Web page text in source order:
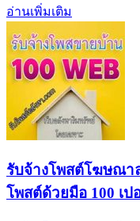
อ่านเพิ่มเติม
รับจ้างโพสต์โฆษณา
โพสต์ด้วยมือ 100 เป